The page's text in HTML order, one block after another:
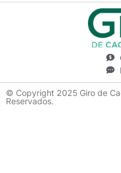
© Copyright 2025 Giro de
Reservados.